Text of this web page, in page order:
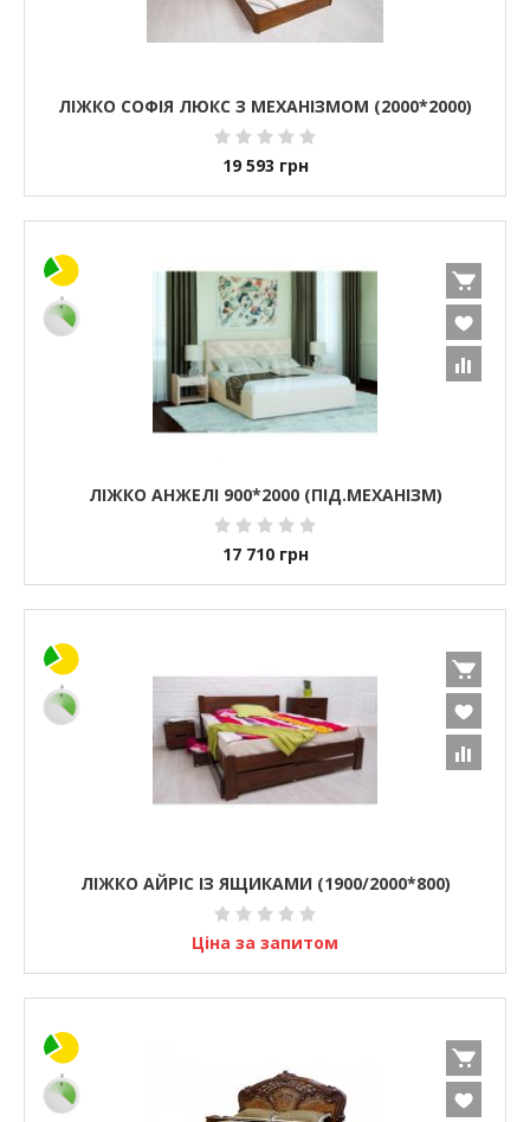
ЛІЖКО СОФІЯ ЛЮКС З МЕХАНІЗМОМ (2000*2000)
19 593 грн
ЛІЖКО АНЖЕЛІ 900*2000 (ПІД.МЕХАНІЗМ)
17 710 грн
ЛІЖКО АЙРІС ІЗ ЯЩИКАМИ (1900/2000*800)
Ціна за запитом